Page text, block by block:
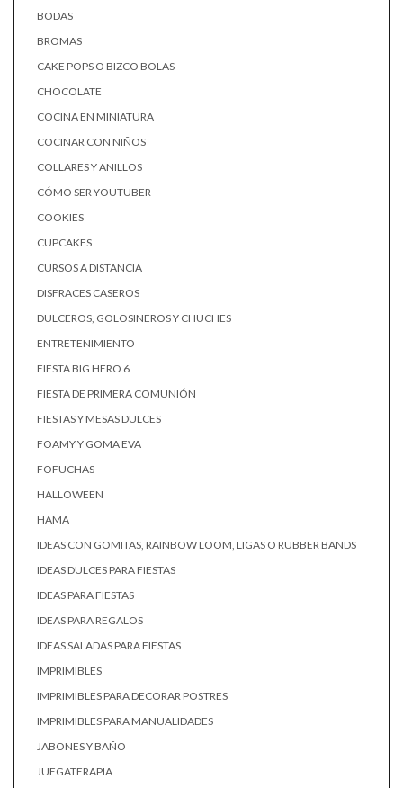
BODAS
BROMAS
CAKE POPS O BIZCO BOLAS
CHOCOLATE
COCINA EN MINIATURA
COCINAR CON NIÑOS
COLLARES Y ANILLOS
CÓMO SER YOUTUBER
COOKIES
CUPCAKES
CURSOS A DISTANCIA
DISFRACES CASEROS
DULCEROS, GOLOSINEROS Y CHUCHES
ENTRETENIMIENTO
FIESTA BIG HERO 6
FIESTA DE PRIMERA COMUNIÓN
FIESTAS Y MESAS DULCES
FOAMY Y GOMA EVA
FOFUCHAS
HALLOWEEN
HAMA
IDEAS CON GOMITAS, RAINBOW LOOM, LIGAS O RUBBER BANDS
IDEAS DULCES PARA FIESTAS
IDEAS PARA FIESTAS
IDEAS PARA REGALOS
IDEAS SALADAS PARA FIESTAS
IMPRIMIBLES
IMPRIMIBLES PARA DECORAR POSTRES
IMPRIMIBLES PARA MANUALIDADES
JABONES Y BAÑO
JUEGATERAPIA